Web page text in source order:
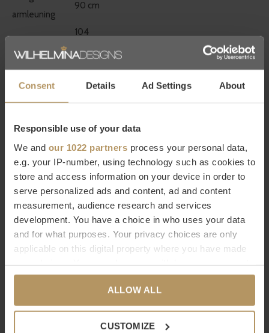
Consent Details Ad Settings About
Responsible use of your data
We and our 1022 partners process your personal data,
e.g. your IP-number, using technology such as cookies to
store and access information on your device in order to
serve personalized ads and content, ad and content
measurement, audience research and services
development. You have a choice in who uses your data
and for what purposes. Your privacy choices are only
applicable on this digital property where you have made
any time from the Cookie Declaration or by clicking on
the Privacy trigger icon.
If you allow, we would also like to:
ALLOW ALL
CUSTOMIZE
armleuning
90 cm
104
cm
Stofsamples
Op verzoek sturen we je kosteloos een stofsample toe, stuur
The Grand Collection bij WDS
Het nederlandse designmerk The Grand Collection is duidelijk
herkenbaar aan deItaliaanse ontwerpstijl. Dit vind je terug in
het design, maar bovenal in de gebruikte materialen als
marmer, hout en de mooiste kwaliteitsstoffen. Bij Wilhelmina
Designs shop je de complete collectie van TGC onder andere
bestaande uit prachtige tafels, comfortabele banken, houten
kasten, eetkamerstoelen en verlichting.